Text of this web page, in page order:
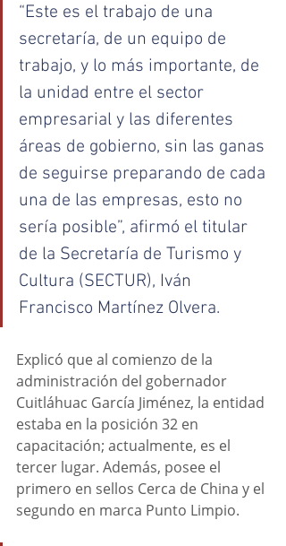
“Este es el trabajo de una
secretaría, de un equipo de
trabajo, y lo más importante, de
la unidad entre el sector
empresarial y las diferentes
áreas de gobierno, sin las ganas
de seguirse preparando de cada
una de las empresas, esto no
sería posible”, afirmó el titular
de la Secretaría de Turismo y
Cultura (SECTUR), Iván
Francisco Martínez Olvera.
Explicó que al comienzo de la
administración del gobernador
Cuitláhuac García Jiménez, la entidad
estaba en la posición 32 en
capacitación; actualmente, es el
tercer lugar. Además, posee el
primero en sellos Cerca de China y el
segundo en marca Punto Limpio.